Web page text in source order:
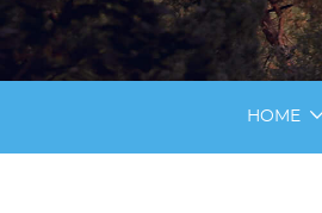
HOME